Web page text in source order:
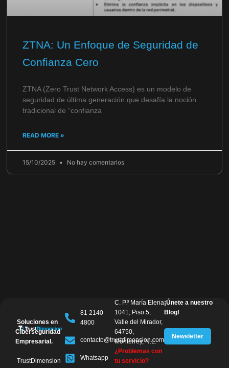
ZTNA: Un Enfoque de Seguridad de
Confianza Cero
ZTNA (Zero Trust Network Access) es un modelo de
seguridad de última generación que desafía la noción
tradicional de “confianza
READ MORE »
15/10/2025 No hay comentarios
Soluciones en
Ciberseguridad
Empresarial.
TrustDimension
81 2140
4800
contacto@trustdimension.com
Whatsapp
C. P.º María Elena
1041, Piso 5,
Valle del Mirador,
64750,
Monterrey, N.L.
¿Problemas con
tu servicio?
¡Únete a nuestro
Blog!
Newsletter